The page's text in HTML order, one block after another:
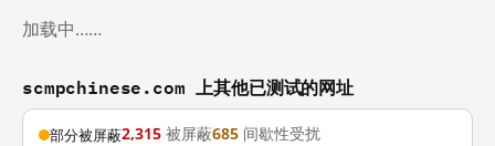
加载中……
scmpchinese.com 上其他已测试的网址
部分被屏蔽2,315 被屏蔽685 间歇性受扰